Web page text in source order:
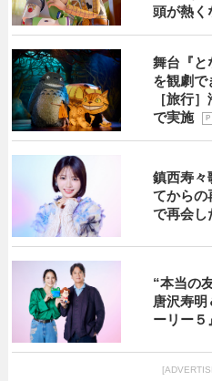
頭が熱く
舞台『と
を観劇
［旅行
で実施
P
鎮西寿々
てから
で再会し
“本当の
唐沢寿明
ーリー５